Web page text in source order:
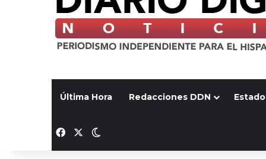
Última Hora Redacciones DDN
Facebook